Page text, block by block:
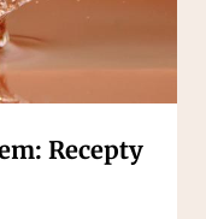
Recepty